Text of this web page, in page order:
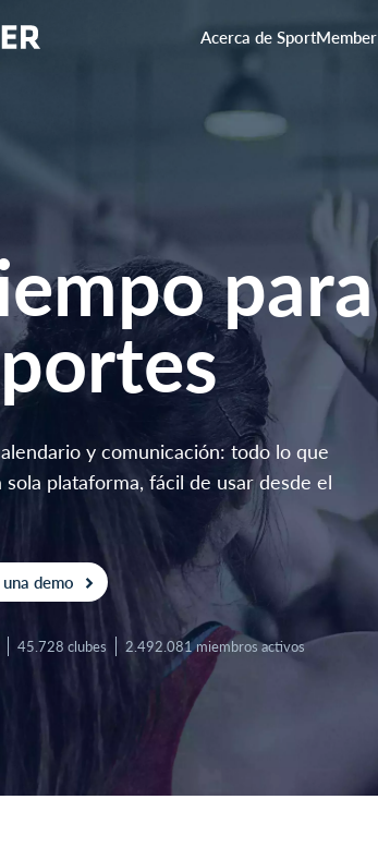
Acerca de SportMember
para
y comunicación: todo lo que
plataforma, fácil de usar desde el
demo
45.728 clubes 2.492.081 miembros activos